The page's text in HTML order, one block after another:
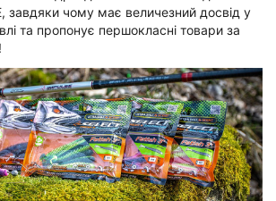
завдяки чому має величезний досвід у
та пропонує першокласні товари за